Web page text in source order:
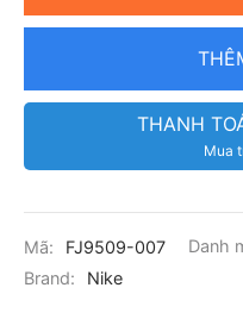
THANH
Mua
Mã: FJ9509-007 Danh
Brand:
Nike